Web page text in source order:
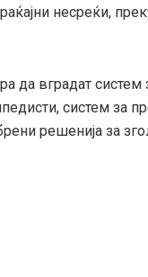
несреќи,
да вградат
систем за
решенија за